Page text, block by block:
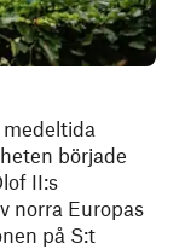
började
II:s
norra Europas
på S:t